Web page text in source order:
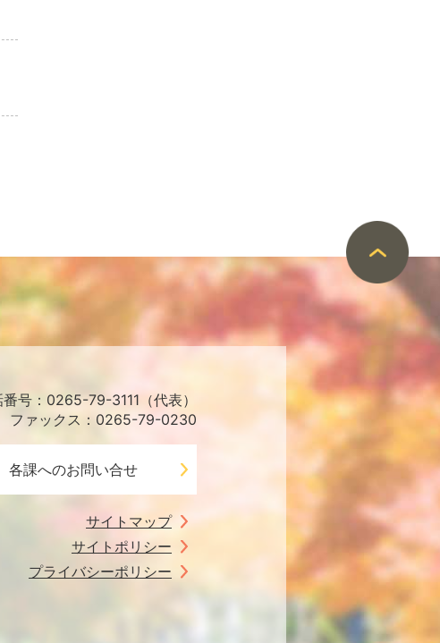
番号：0265-79-3111（代表）
ファックス：0265-79-0230
各課へのお問い合せ
サイトマップ
サイトポリシー
プライバシーポリシー